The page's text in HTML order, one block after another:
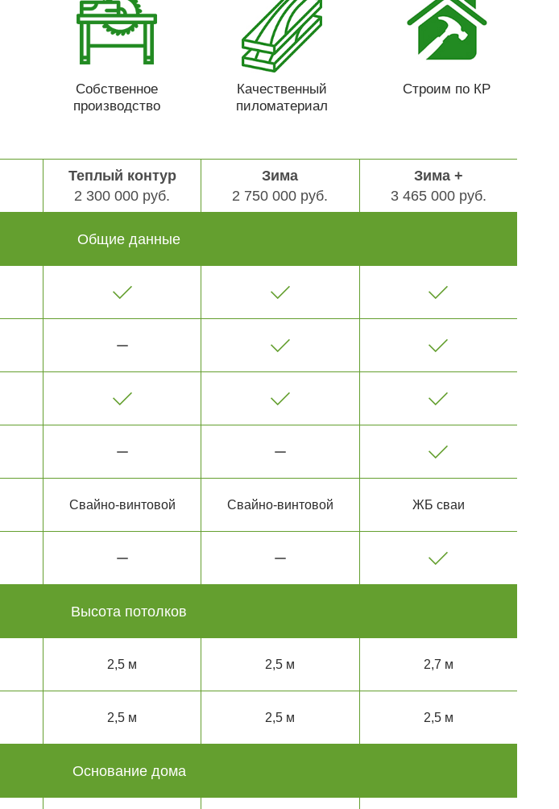
Собственное
производство
Качественный
пиломатериал
Строим по КР
Теплый контур
2 300 000 руб.
Зима
2 750 000 руб.
Зима +
3 465 000 руб.
Общие данные
Свайно-винтовой Свайно-винтовой ЖБ сваи
Высота потолков
2,5 м 2,5 м 2,7 м
2,5 м 2,5 м 2,5 м
Основание дома